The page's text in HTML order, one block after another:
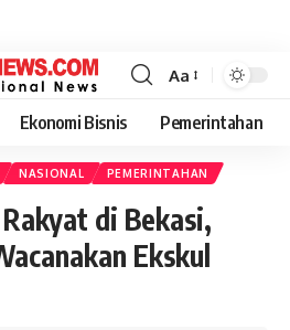
Aa
Ekonomi Bisnis Pemerintahan
NASIONAL PEMERINTAHAN
di Bekasi,
Ekskul